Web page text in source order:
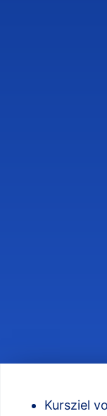
Kursziel